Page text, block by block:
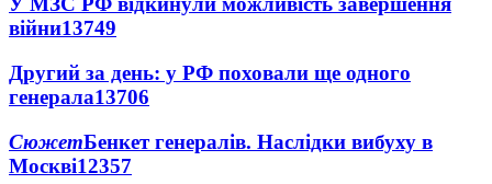
війни13749
Другий за день: у РФ поховали ще одного
генерала13706
СюжетБенкет генералів. Наслідки вибуху в
Москві12357